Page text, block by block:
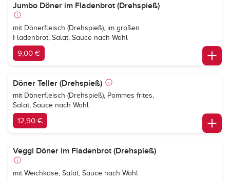
Jumbo Döner im Fladenbrot (Drehspieß)
mit Dönerfleisch (Drehspieß), im großen
Fladenbrot, Salat, Sauce nach Wahl
9,00 €
Döner Teller (Drehspieß)
mit Dönerfleisch (Drehspieß), Pommes frites,
Salat, Sauce nach Wahl
12,90 €
Veggi Döner im Fladenbrot (Drehspieß)
mit Weichkäse, Salat, Sauce nach Wahl